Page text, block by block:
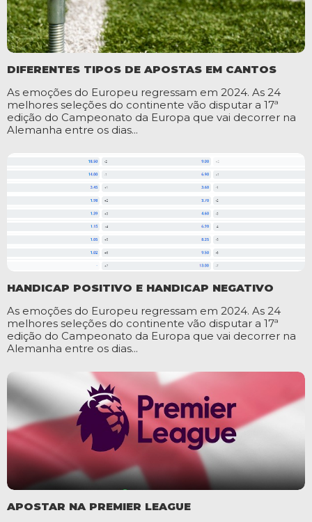
DIFERENTES TIPOS DE APOSTAS EM CANTOS
As emoções do Europeu regressam em 2024. As 24
melhores seleções do continente vão disputar a 17ª
edição do Campeonato da Europa que vai decorrer na
Alemanha entre os dias...
HANDICAP POSITIVO E HANDICAP NEGATIVO
As emoções do Europeu regressam em 2024. As 24
melhores seleções do continente vão disputar a 17ª
edição do Campeonato da Europa que vai decorrer na
Alemanha entre os dias...
APOSTAR NA PREMIER LEAGUE